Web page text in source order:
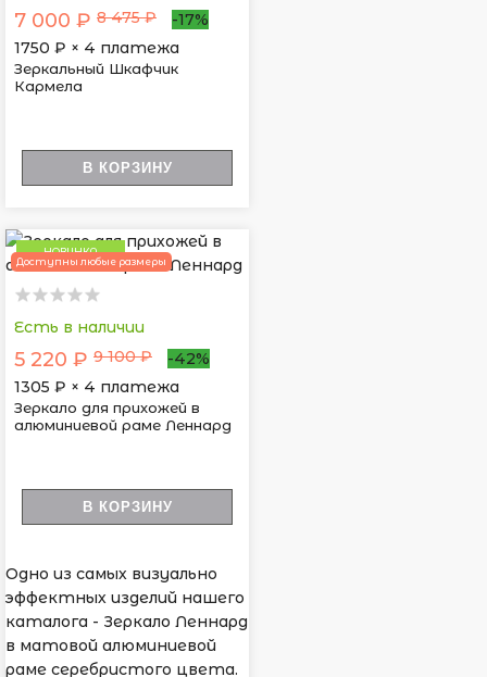
7 000 ₽ 8 475 ₽
-17%
1750 ₽ × 4 платежа
Зеркальный Шкафчик
Кармела
В КОРЗИНУ
НОВИНКА
Доступны любые размеры
Есть в наличии
5 220 ₽ 9 100 ₽
-42%
1305 ₽ × 4 платежа
Зеркало для прихожей в
алюминиевой раме Леннард
В КОРЗИНУ
Одно из самых визуально
эффектных изделий нашего
каталога - Зеркало Леннард
в матовой алюминиевой
раме серебристого цвета.